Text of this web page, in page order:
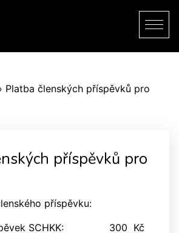
Platba členských příspěvků pro
příspěvků pro
příspěvku:
SCHKK: 300 Kč